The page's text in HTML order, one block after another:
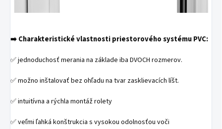
➡️ Charakteristické vlastnosti priestorového systému PVC:
✅ jednoduchosť merania na základe iba DVOCH rozmerov.
✅ možno inštalovať bez ohľadu na tvar zasklievacích líšt.
✅ intuitívna a rýchla montáž rolety
✅ veľmi ľahká konštrukcia s vysokou odolnosťou voči